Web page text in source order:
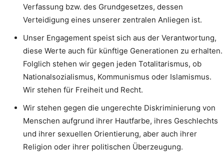
Verfassung bzw. des Grundgesetzes, dessen
Verteidigung eines unserer zentralen Anliegen ist.
Unser Engagement speist sich aus der Verantwortung,
diese Werte auch für künftige Generationen zu erhalten.
Folglich stehen wir gegen jeden Totalitarismus, ob
Nationalsozialismus, Kommunismus oder Islamismus.
Wir stehen für Freiheit und Recht.
Wir stehen gegen die ungerechte Diskriminierung von
Menschen aufgrund ihrer Hautfarbe, ihres Geschlechts
und ihrer sexuellen Orientierung, aber auch ihrer
Religion oder ihrer politischen Überzeugung.